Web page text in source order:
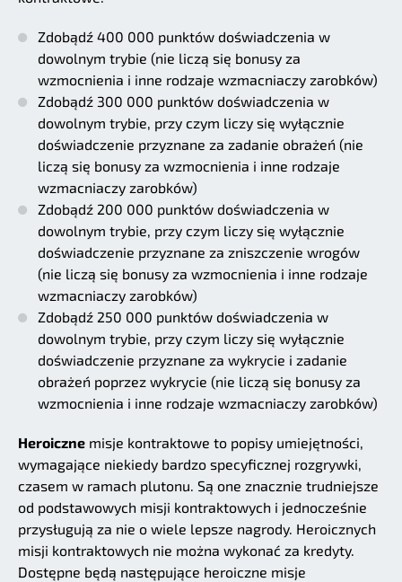
Zdobądź 400 000 punktów doświadczenia w
dowolnym trybie (nie liczą się bonusy za
wzmocnienia i inne rodzaje wzmacniaczy zarobków)
Zdobądź 300 000 punktów doświadczenia w
dowolnym trybie, przy czym liczy się wyłącznie
doświadczenie przyznane za zadanie obrażeń (nie
liczą się bonusy za wzmocnienia i inne rodzaje
wzmacniaczy zarobków)
Zdobądź 200 000 punktów doświadczenia w
dowolnym trybie, przy czym liczy się wyłącznie
doświadczenie przyznane za zniszczenie wrogów
(nie liczą się bonusy za wzmocnienia i inne rodzaje
wzmacniaczy zarobków)
Zdobądź 250 000 punktów doświadczenia w
dowolnym trybie, przy czym liczy się wyłącznie
doświadczenie przyznane za wykrycie i zadanie
obrażeń poprzez wykrycie (nie liczą się bonusy za
wzmocnienia i inne rodzaje wzmacniaczy zarobków)
Heroiczne misje kontraktowe to popisy umiejętności,
wymagające niekiedy bardzo specyficznej rozgrywki,
czasem w ramach plutonu. Są one znacznie trudniejsze
od podstawowych misji kontraktowych i jednocześnie
przysługują za nie o wiele lepsze nagrody. Heroicznych
misji kontraktowych nie można wykonać za kredyty.
Dostępne będą następujące heroiczne misje